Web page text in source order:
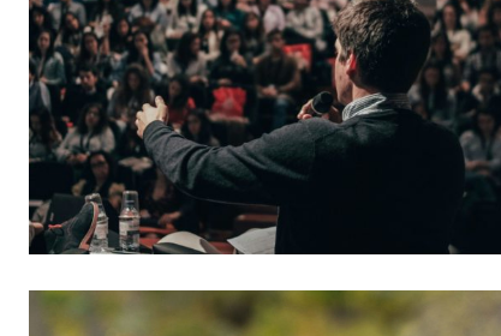
Société
Tour du monde
Trait d'Ixène
Vécu Vie